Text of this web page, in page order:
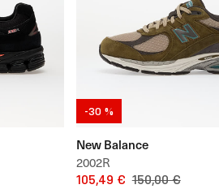
-30 %
New Balance
2002R
105,49 € 150,00 €